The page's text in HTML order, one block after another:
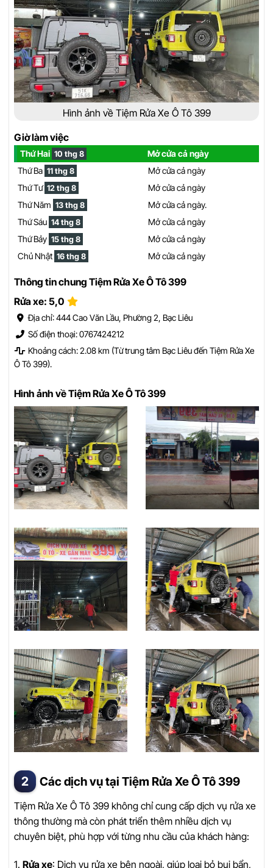
Hình ảnh về Tiệm Rửa Xe Ô Tô 399
Giờ làm việc
Thứ Hai 10 thg 8
Mở cửa cả ngày
Thứ Ba 11 thg 8
Mở cửa cả ngày
Thứ Tư 12 thg 8
Mở cửa cả ngày
Thứ Năm 13 thg 8
Mở cửa cả ngày.
Thứ Sáu 14 thg 8
Mở cửa cả ngày
Thứ Bảy 15 thg 8
Mở cửa cả ngày
Chủ Nhật 16 thg 8 Mở cửa cả ngày
Thông tin chung Tiệm Rửa Xe Ô Tô 399
Rửa xe: 5,0
Địa chỉ: 444 Cao Văn Lầu, Phường 2, Bạc Liêu
Số điện thoại: 0767424212
Khoảng cách: 2.08 km (Từ trung tâm Bạc Liêu đến Tiệm Rửa Xe
Ô Tô 399).
Hình ảnh về Tiệm Rửa Xe Ô Tô 399
Các dịch vụ tại Tiệm Rửa Xe Ô Tô 399
Tiệm Rửa Xe Ô Tô 399 không chỉ cung cấp dịch vụ rửa xe
thông thường mà còn phát triển thêm nhiều dịch vụ
chuyên biệt, phù hợp với từng nhu cầu của khách hàng:
1. Rửa xe: Dịch vụ rửa xe bên ngoài, giúp loại bỏ bụi bẩn,